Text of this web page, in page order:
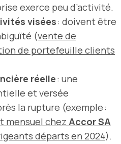
exerce peu d’activité.
visées: doivent être
(vente de
de portefeuille clients
réelle: une
et versée
la rupture (exemple :
mensuel chez Accor SA
départs en 2024).